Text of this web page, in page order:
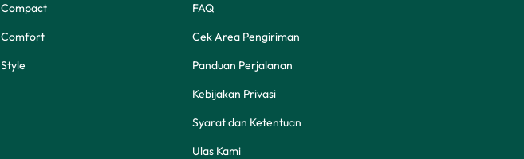
Compact
Comfort
Style
FAQ
Cek Area Pengiriman
Panduan Perjalanan
Kebijakan Privasi
Syarat dan Ketentuan
Ulas Kami